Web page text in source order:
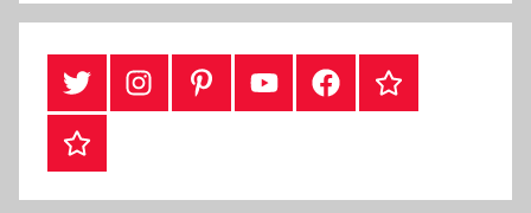
Twitter InstragramPinterestYouTubeFacebookTikTok
Webshop